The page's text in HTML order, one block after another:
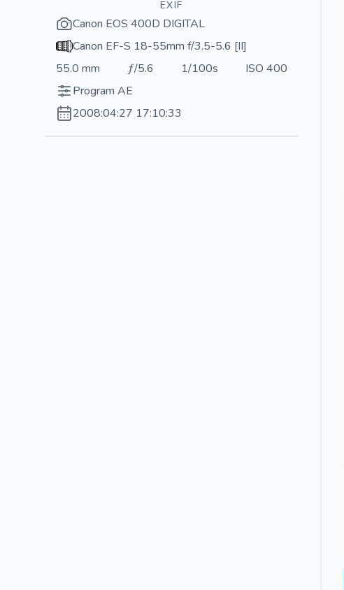
EXIF
Canon EOS 400D DIGITAL
Canon EF-S 18-55mm f/3.5-5.6 [II]
55.0 mm
ƒ/5.6 1/100s
ISO 400
Program AE
2008:04:27 17:10:33